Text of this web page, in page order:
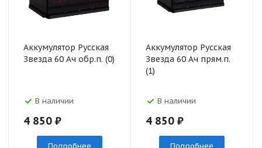
Аккумулятор Русская
Звезда 60 Ач обр.п. (0)
В наличии
4 850 ₽
Подробнее
Аккумулятор Русская
Звезда 60 Ач прям.п.
(1)
В наличии
4 850 ₽
Подробнее